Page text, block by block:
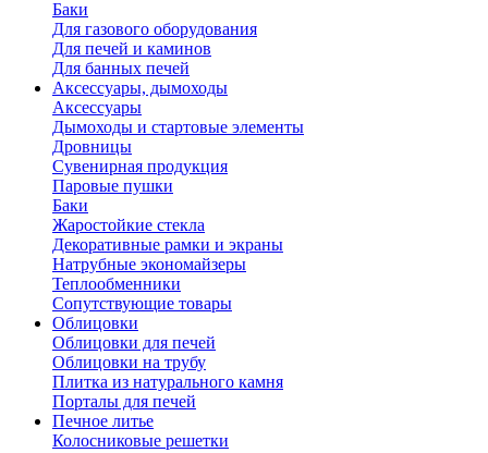
Баки
Для газового оборудования
Для печей и каминов
Для банных печей
Аксессуары, дымоходы
Аксессуары
Дымоходы и стартовые элементы
Дровницы
Сувенирная продукция
Паровые пушки
Баки
Жаростойкие стекла
Декоративные рамки и экраны
Натрубные экономайзеры
Теплообменники
Сопутствующие товары
Облицовки
Облицовки для печей
Облицовки на трубу
Плитка из натурального камня
Порталы для печей
Печное литье
Колосниковые решетки